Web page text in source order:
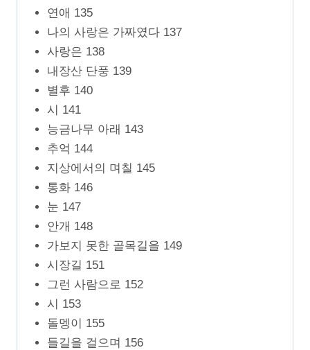
연애 135
나의 사랑은 가짜였다 137
사랑은 138
내장산 단풍 139
별후 140
시 141
능금나무 아래 143
추억 144
지상에서의 며칠 145
통화 146
눈 147
안개 148
가보지 못한 골목길을 149
시장길 151
그런 사람으로 152
시 153
돌멩이 155
들길을 걸으며 156